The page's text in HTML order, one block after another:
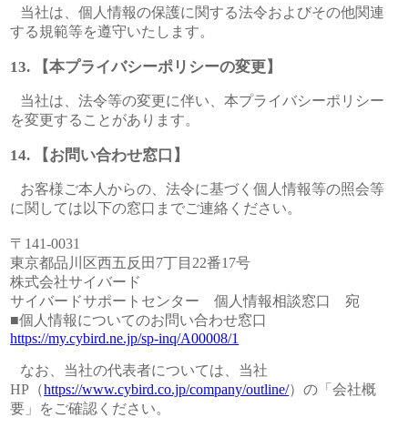
当社は、個人情報の保護に関する法令およびその他関連
する規範等を遵守いたします。
【本プライバシーポリシーの変更】
当社は、法令等の変更に伴い、本プライバシーポリシー
を変更することがあります。
【お問い合わせ窓口】
お客様ご本人からの、法令に基づく個人情報等の照会等
に関しては以下の窓口までご連絡ください。
〒141-0031
東京都品川区西五反田7丁目22番17号
株式会社サイバード
サイバードサポートセンター 個人情報相談窓口 宛
■個人情報についてのお問い合わせ窓口
https://my.cybird.ne.jp/sp-inq/A00008/1
なお、当社の代表者については、当社
HP（https://www.cybird.co.jp/company/outline/）の「会社概
要」をご確認ください。